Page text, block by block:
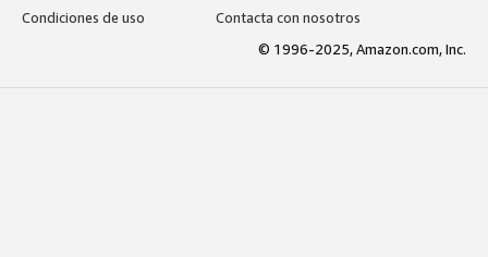
Condiciones de uso
Contacta con nosotros
© 1996-2025, Amazon.com, Inc.